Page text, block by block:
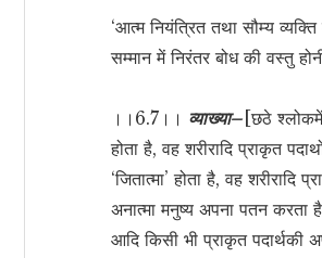
‘आत्म नियंत्रित तथा सौम्य
सम्मान में निरंतर बोध की वस्तु
।।6.7।। व्याख्या– [छठे श्लोकमें
होता है, वह शरीरादि प्राकृत
‘जितात्मा’ होता है, वह
अनात्मा मनुष्य अपना पतन करता
आदि किसी भी प्राकृत पदार्थकी